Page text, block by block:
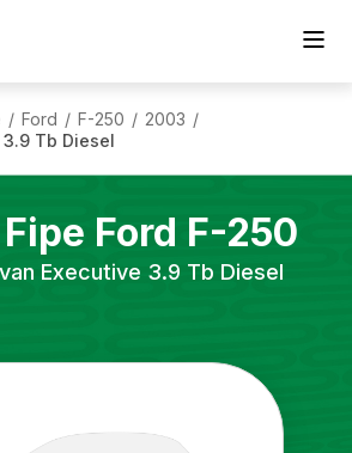
/ Ford / F-250 / 2003 /
Tb Diesel
Ford F-250
Executive 3.9 Tb Diesel